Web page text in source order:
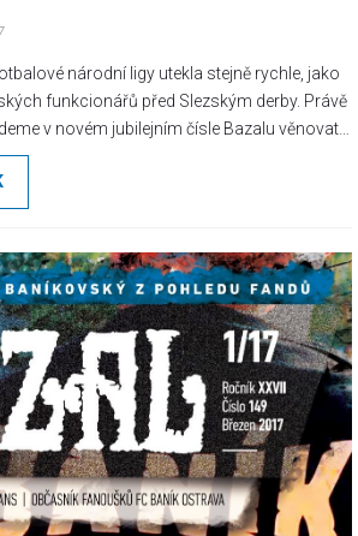
národní ligy utekla stejně rychle, jako
funkcionářů před Slezským derby. Právě
v novém jubilejním čísle Bazalu věnovat